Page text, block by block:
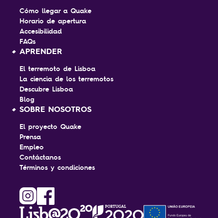
Cómo llegar a Quake
Horario de apertura
Accesibilidad
FAQs
APRENDER
El terremoto de Lisboa
La ciencia de los terremotos
Descubre Lisboa
Blog
SOBRE NOSOTROS
El proyecto Quake
Prensa
Empleo
Contáctanos
Términos y condiciones